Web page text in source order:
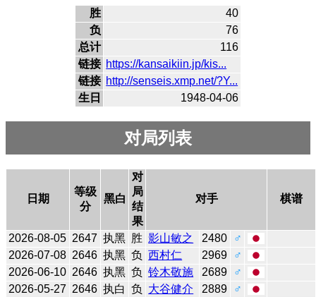
胜
40
负
76
总计
116
链接 https://kansaikiin.jp/kis...
链接 http://senseis.xmp.net/?Y...
生日
1948-04-06
对局列表
日期
等级
分
黑白
对
局
结
果
对手 棋谱
2026-08-05 2647 执黑 胜 影山敏之 2480
♂
2026-07-08 2646 执黑 负 西村仁 2969
♂
2026-06-10 2646 执黑 负 铃木敬施 2689
♂
2026-05-27 2646 执白 负 大谷健介 2889
♂